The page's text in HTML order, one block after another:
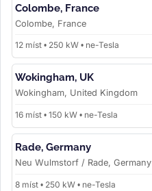
Colombe, France
Colombe, France
12 míst • 250 kW • ne-Tesla
Wokingham, UK
Wokingham, United Kingdom
16 míst • 150 kW • ne-Tesla
Rade, Germany
Neu Wulmstorf / Rade, Germany
8 míst • 250 kW • ne-Tesla